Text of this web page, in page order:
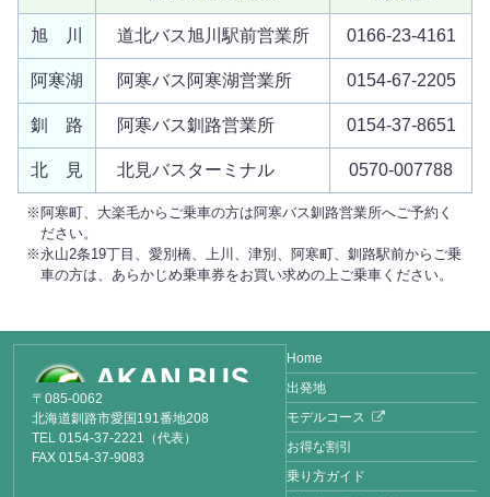
旭 川 道北バス旭川駅前営業所 0166-23-4161
阿寒湖 阿寒バス阿寒湖営業所 0154-67-2205
釧 路 阿寒バス釧路営業所 0154-37-8651
北 見 北見バスターミナル 0570-007788
阿寒町、大楽毛からご乗車の方は阿寒バス釧路営業所へご予約く
ださい。
永山2条19丁目、愛別橋、上川、津別、阿寒町、釧路駅前からご乗
車の方は、あらかじめ乗車券をお買い求めの上ご乗車ください。
〒085-0062
北海道釧路市愛国191番地208
TEL 0154-37-2221（代表）
FAX 0154-37-9083
Home
出発地
モデルコース
お得な割引
乗り方ガイド